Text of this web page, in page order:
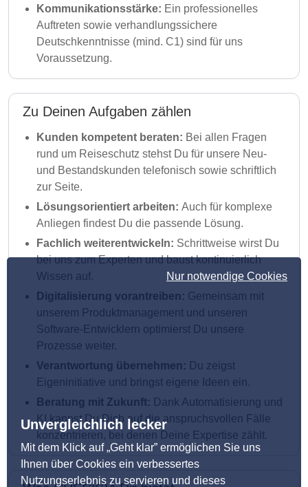
Nur notwendige Cookies
Unvergleichlich lecker
Mit dem Klick auf „Geht klar” ermöglichen Sie uns
Ihnen über Cookies ein verbessertes
Nutzungserlebnis zu servieren und dieses
Kommunikationsstärke: Ein professionelles
Auftreten sowie verhandlungssichere
Deutschkenntnisse (mind. C1) sind für uns
Voraussetzung.
Zu Deinen Aufgaben zählen
Kunden kompetent beraten: Bei allen Fragen
rund um Reiseschutz stehst Du für unsere Neu-
und Bestandskunden telefonisch sowie schriftlich
zur Seite.
Lösungsorientiert arbeiten: Auch für komplexe
Anliegen findest Du die passende Lösung.
Fachlich weiterentwickeln: Schrittweise wirst Du
bei uns zum Experten und baust kontinuierlich
Wissen auf.
Digitalisierung vorantreiben: Gemeinsam mit
unserem Produktmanagement und unseren
Software-Entwicklern optimierst Du unsere
Prozesse weiter.
Verantwortung übernehmen: Du zeigst
Eigeninitiative und bringst eigene Ideen ein.
Beratung mit Zukunft: Dank Automatisierung und
KI kannst Du Dich auf die anspruchsvollen Fälle
konzentrieren, bei denen Deine Expertise zählt.